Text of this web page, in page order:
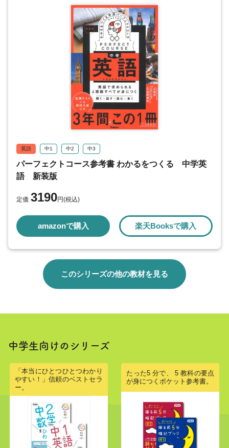
英語 中1 中2 中3
パーフェクトコース参考書 わかるをつくる 中学英
語 新装版
定価 3190円(税込)
amazonで購入 楽天Booksで購入
このシリーズの他の教材を見る
中学生向けのシリーズ
「本当にひとつひとつわかり
やすい！」信頼のベストセラ
ー。
たった5 分で、 5 教科の要点
が身につくポケット参考書。